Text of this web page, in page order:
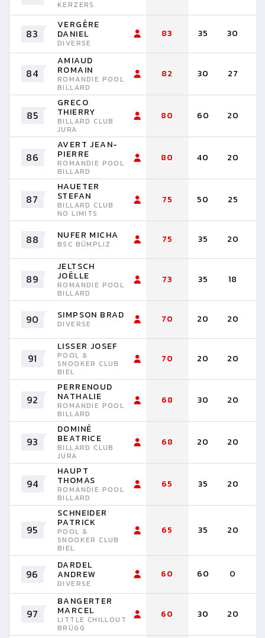
KERZERS
83
VERGÈRE
DANIEL
DIVERSE
83 35 30
84
AMIAUD
ROMAIN
ROMANDIE POOL
BILLARD
82 30 27
85
GRECO
THIERRY
BILLARD CLUB
JURA
80 60 20
86
AVERT JEAN-
PIERRE
ROMANDIE POOL
BILLARD
80 40 20
87
HAUETER
STEFAN
BILLARD CLUB
NO LIMITS
75 50 25
88 NUFER MICHA
BSC BÜMPLIZ 75 35 20
89
JELTSCH
JOËLLE
ROMANDIE POOL
BILLARD
73 35 18
90 SIMPSON BRAD
DIVERSE 70 20 20
91
LISSER JOSEF
POOL &
SNOOKER CLUB
BIEL
70 20 20
92
PERRENOUD
NATHALIE
ROMANDIE POOL
BILLARD
68 30 20
93
DOMINÉ
BEATRICE
BILLARD CLUB
JURA
68 20 20
94
HAUPT
THOMAS
ROMANDIE POOL
BILLARD
65 35 20
95
SCHNEIDER
PATRICK
POOL &
SNOOKER CLUB
BIEL
65 35 20
96
DARDEL
ANDREW
DIVERSE
60 60 0
97
BANGERTER
MARCEL
LITTLE CHILLOUT
BRÜGG
60 30 20